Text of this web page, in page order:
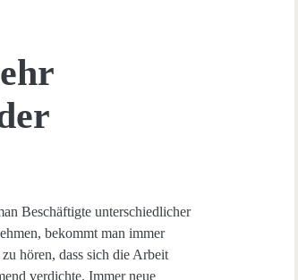
Beschäftigte unterschiedlicher
bekommt man immer
hören, dass sich die Arbeit
verdichte. Immer neue